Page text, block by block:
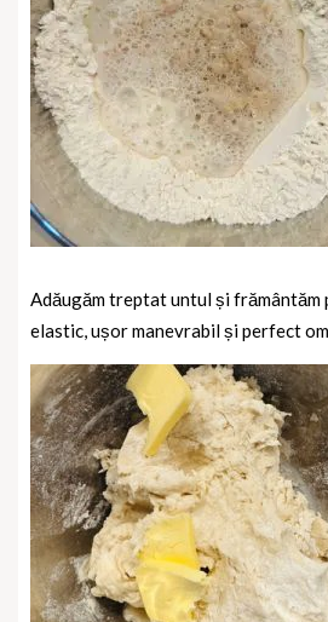
Adăugăm treptat untul și frământăm
elastic, ușor manevrabil și perfect